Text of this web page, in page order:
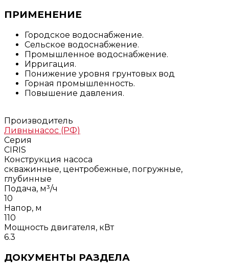
ПРИМЕНЕНИЕ
Городское водоснабжение.
Сельское водоснабжение.
Промышленное водоснабжение.
Ирригация.
Понижение уровня грунтовых вод
Горная промышленность.
Повышение давления.
Производитель
Ливнынасос (РФ)
Серия
CIRIS
Конструкция насоса
скважинные, центробежные, погружные,
глубинные
Подача, м³/ч
10
Напор, м
110
Мощность двигателя, кВт
6.3
ДОКУМЕНТЫ РАЗДЕЛА